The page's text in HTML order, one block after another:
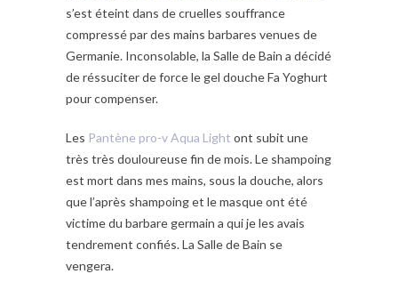
s’est éteint dans de cruelles souffrance
compressé par des mains barbares venues de
Germanie. Inconsolable, la Salle de Bain a décidé
de réssuciter de force le gel douche Fa Yoghurt
pour compenser.
Les Pantène pro-v Aqua Light ont subit une
très très douloureuse fin de mois. Le shampoing
est mort dans mes mains, sous la douche, alors
que l’après shampoing et le masque ont été
victime du barbare germain a qui je les avais
tendrement confiés. La Salle de Bain se
vengera.